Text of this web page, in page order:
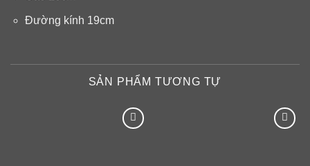
Đường kính 19cm
SẢN PHẨM TƯƠNG TỰ